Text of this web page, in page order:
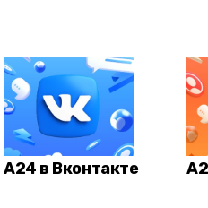
А24 в Вконтакте